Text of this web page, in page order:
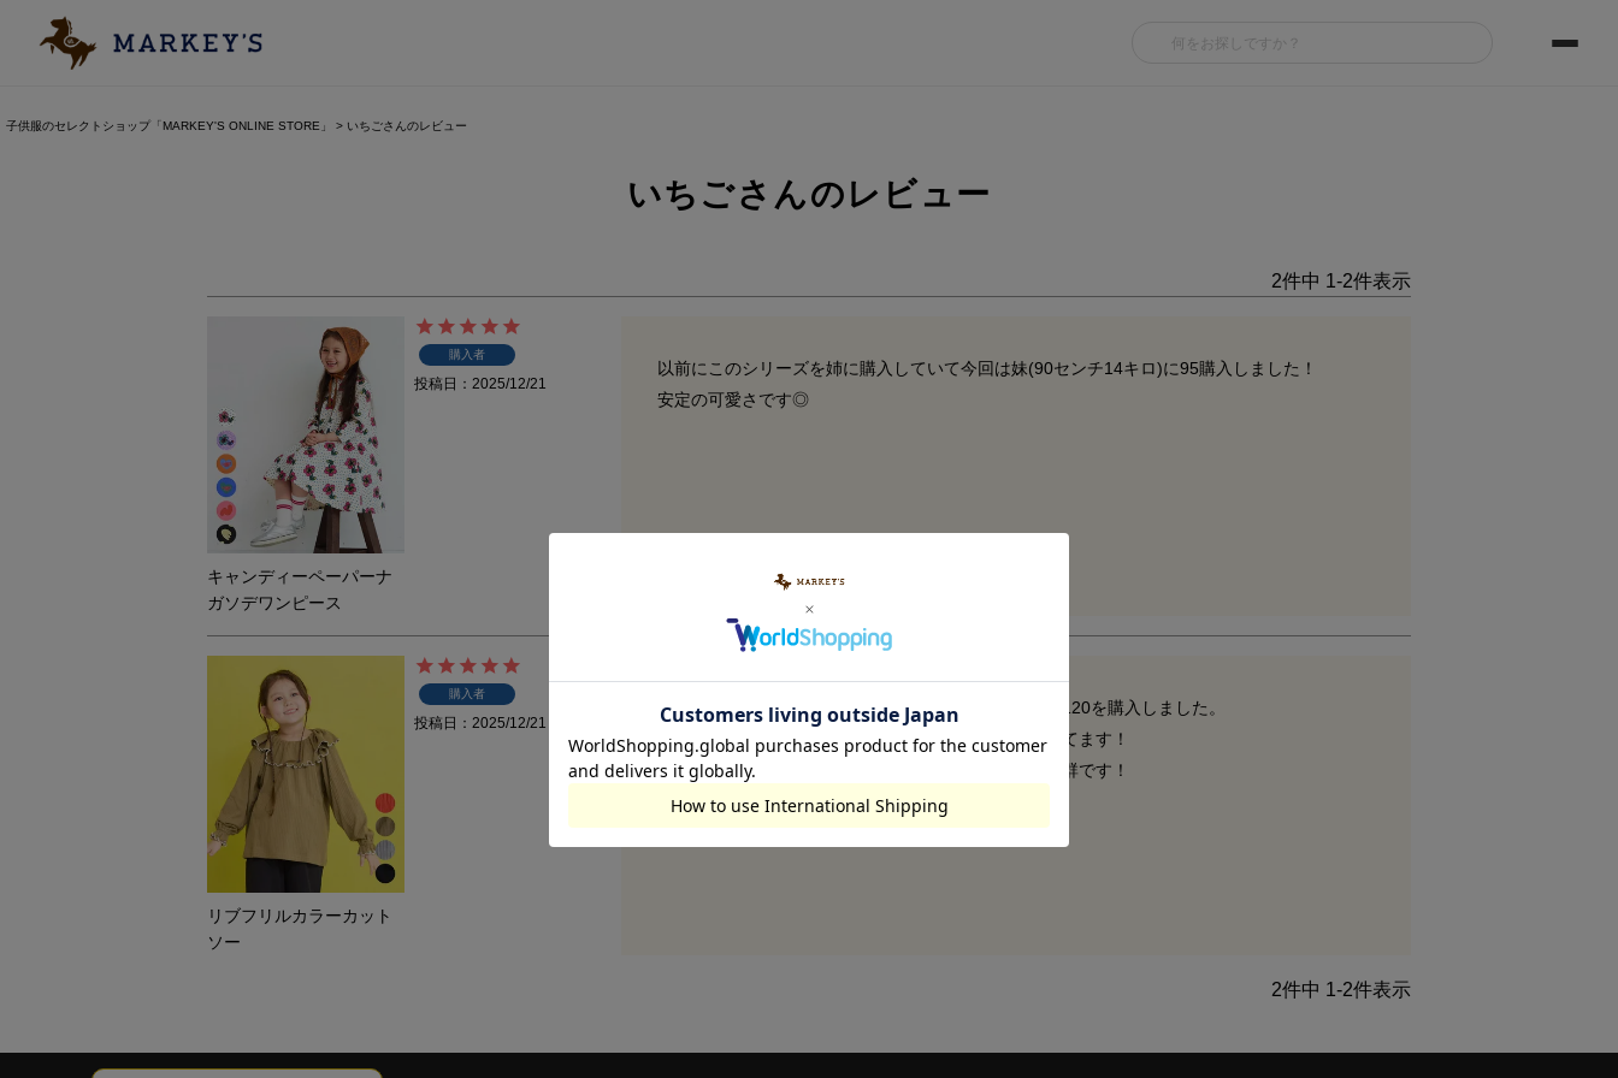
子供服のセレクトショップ「MARKEY'S ONLINE STORE」 いちごさんのレビュー
いちごさんのレビュー
2件中 1-2件表示
キャンディーペーパーナ
ガソデワンピース
購入者
投稿日 2025/12/21
以前にこのシリーズを姉に購入していて今回は妹(90センチ14キロ)に95購入しました！
安定の可愛さです◎
リブフリルカラーカット
ソー
購入者
投稿日 2025/12/21
106センチ19キロの4歳5ヶ月の娘に少し大きいですが120を購入しました。
まだ少し大きいですが、春頃に着れたらいいなと思ってます！
色味も地味でもなくいい感じでフレアパンツと相性抜群です！
2件中 1-2件表示